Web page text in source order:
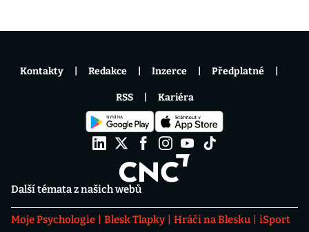
Další témata z našich webů
Moje Psychologie Blesk Tlapky Hráči na Blesku
iSport
Kontakty Redakce Inzerce Předplatné
RSS Kariéra